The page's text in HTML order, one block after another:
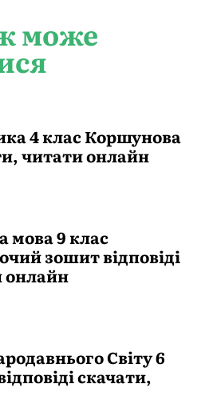
може
4 клас Коршунова
читати онлайн
мова 9 клас
зошит відповіді
онлайн
Свiту 6
скачати,